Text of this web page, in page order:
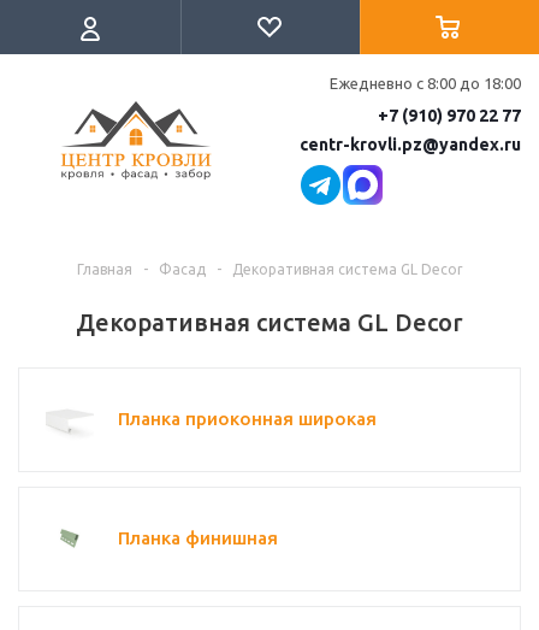
Ежедневно с 8:00 до 18:00
+7 (910) 970 22 77
centr-krovli.pz@yandex.ru
Главная - Фасад - Декоративная система GL Decor
Декоративная система GL Decor
Планка приоконная широкая
Планка финишная